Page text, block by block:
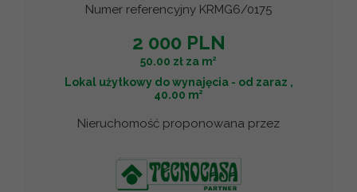
Numer referencyjny KRMG6/0175
2 000 PLN
50.00 zł za m2
Lokal użytkowy do wynajęcia - od zaraz ,
40.00 m2
Nieruchomość proponowana przez